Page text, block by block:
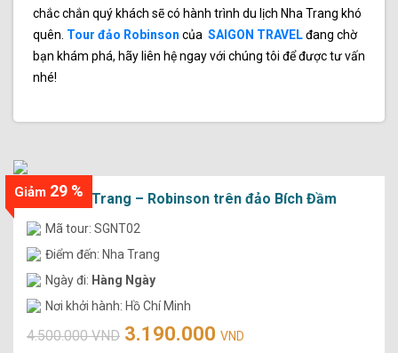
chắc chắn quý khách sẽ có hành trình du lịch Nha Trang khó
quên. Tour đảo Robinson của SAIGON TRAVELđang chờ
bạn khám phá, hãy liên hệ ngay với chúng tôi để được tư vấn
nhé!
Tour Nha Trang – Robinson trên đảo Bích Đầm
Mã tour: SGNT02
Điểm đến: Nha Trang
Ngày đi: Hàng Ngày
Nơi khởi hành: Hồ Chí Minh
4.500.000 VND 3.190.000 VND
Giảm 29 %